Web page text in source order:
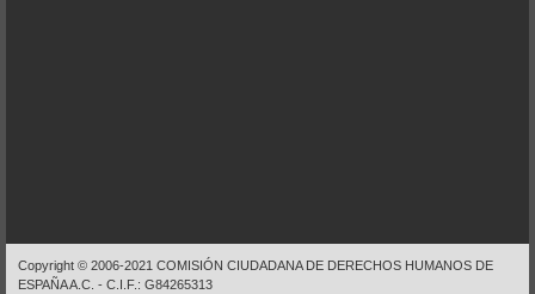
Copyright © 2006-2021 COMISIÓN CIUDADANA DE DERECHOS HUMANOS DE
ESPAÑA A.C. - C.I.F.: G84265313